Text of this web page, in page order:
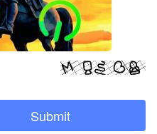
05-25
"Персонал"
данных
вы соглашаетесь с
и пользовательских
работы сайта.
в настройках браузера.